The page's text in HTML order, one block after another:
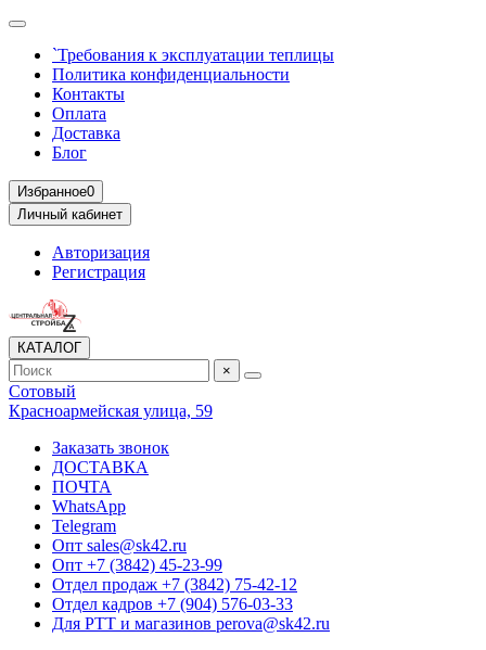
`Требования к эксплуатации теплицы
Политика конфиденциальности
Контакты
Оплата
Доставка
Блог
Избранное0
Личный кабинет
Авторизация
Регистрация
КАТАЛОГ
×
Сотовый
Красноармейская улица, 59
Заказать звонок
ДОСТАВКА
ПОЧТА
WhatsApp
Telegram
Опт sales@sk42.ru
Опт +7 (3842) 45-23-99
Отдел продаж +7 (3842) 75-42-12
Отдел кадров +7 (904) 576-03-33
Для РТТ и магазинов perova@sk42.ru